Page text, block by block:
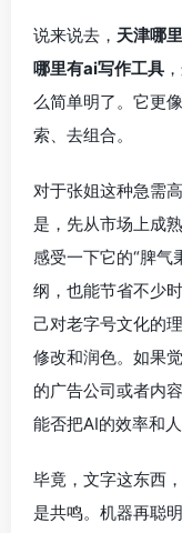
说来说去， 天津哪
哪里有ai写作工具
么简单明了。它更
索、去组合。
对于张姐这种急需
是，先从市场上成
感受一下它的“脾气
纲，也能节省不少
己对老字号文化的
修改和润色。如果
的广告公司或者内
能否把AI的效率和
毕竟，文字这东西
是共鸣。机器再聪